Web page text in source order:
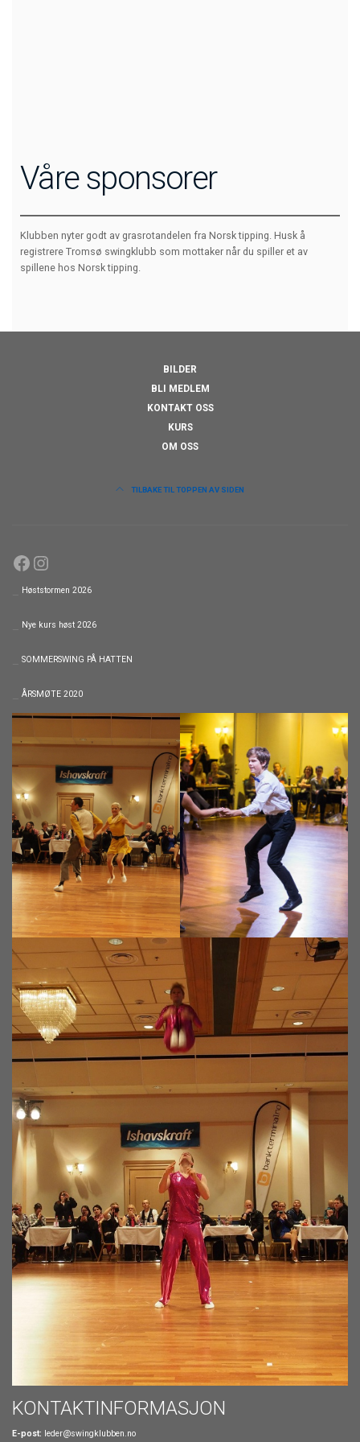
Våre sponsorer
Klubben nyter godt av grasrotandelen fra Norsk tipping. Husk å
registrere Tromsø swingklubb som mottaker når du spiller et av
spillene hos Norsk tipping.
BILDER
BLI MEDLEM
KONTAKT OSS
KURS
OM OSS
TILBAKE TIL TOPPEN AV SIDEN
Facebook
Instagram
Høststormen 2026
Nye kurs høst 2026
SOMMERSWING PÅ HATTEN
ÅRSMØTE 2020
KONTAKTINFORMASJON
E-post: leder@swingklubben.no